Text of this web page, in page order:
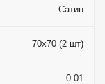
Сатин
70x70 (2 шт)
0.01